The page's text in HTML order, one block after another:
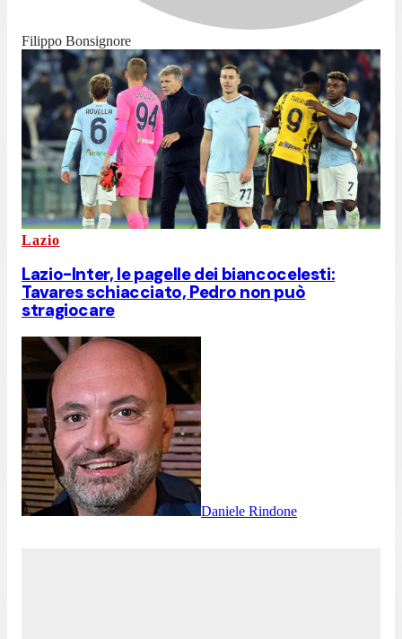
Filippo Bonsignore
Lazio
Lazio-Inter, le pagelle dei biancocelesti:
Tavares schiacciato, Pedro non può
stragiocare
Daniele Rindone